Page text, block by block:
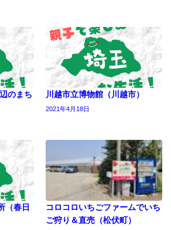
のまち
川越市立博物館（川越市）
2021年4月18日
（春日
コロコロいちごファームでいち
ご狩り＆直売（松伏町）